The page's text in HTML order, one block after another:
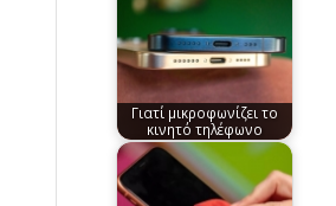
Γιατί μικροφωνίζει το
κινητό τηλέφωνο